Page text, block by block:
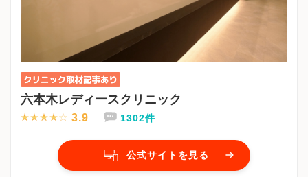
六本木レディースクリニック
3.9 1302件
公式サイトを見る